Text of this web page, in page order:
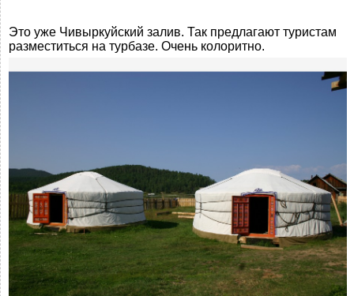
Это уже Чивыркуйский залив. Так предлагают туристам
разместиться на турбазе. Очень колоритно.